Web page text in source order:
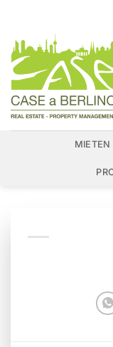
springen
MIETEN